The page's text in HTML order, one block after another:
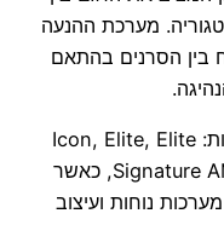
מערכת ההנעה
בין הסרנים בהתאם
הדגם מוצע בחמש רמות גימור שונות: Icon, Elite, Elite
AMG Line, Elite Plus ו-Signature AMG Line, כאשר
נוחות ועיצוב